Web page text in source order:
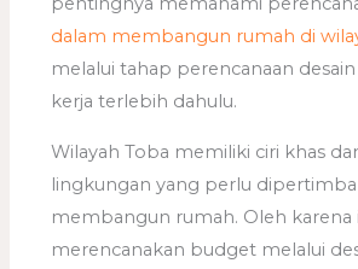
dalam membangun rumah di
melalui tahap perencanaan
kerja terlebih dahulu.
Wilayah Toba memiliki ciri khas
lingkungan yang perlu
membangun rumah. Oleh karena
merencanakan budget melalui